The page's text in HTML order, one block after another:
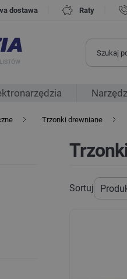
dostawa Raty
Trzonki drewniane
Sortuj